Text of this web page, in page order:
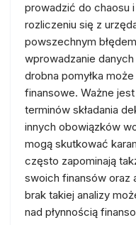
prowadzić do chaosu
rozliczeniu się z
powszechnym
wprowadzanie
drobna pomyłka
finansowe. Ważne
terminów składania
innych obowiązków
mogą skutkować
często zapominają
swoich finansów oraz
brak takiej analizy
nad płynnością